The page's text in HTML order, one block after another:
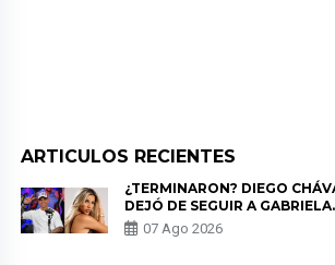
ARTICULOS RECIENTES
¿TERMINARON? DIEGO
DEJÓ DE SEGUIR A GABRIELA
HERRERA Y ANUNCIA SU
DE PÓDCAST
07 Ago 2026